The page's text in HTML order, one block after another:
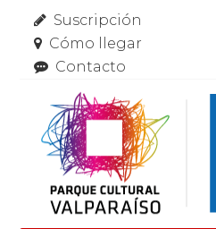
Suscripción
Cómo llegar
Contacto